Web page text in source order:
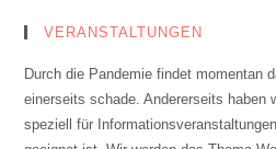
VERANSTALTUNGEN
Durch die Pandemie findet momentan
einerseits schade. Andererseits haben
speziell für